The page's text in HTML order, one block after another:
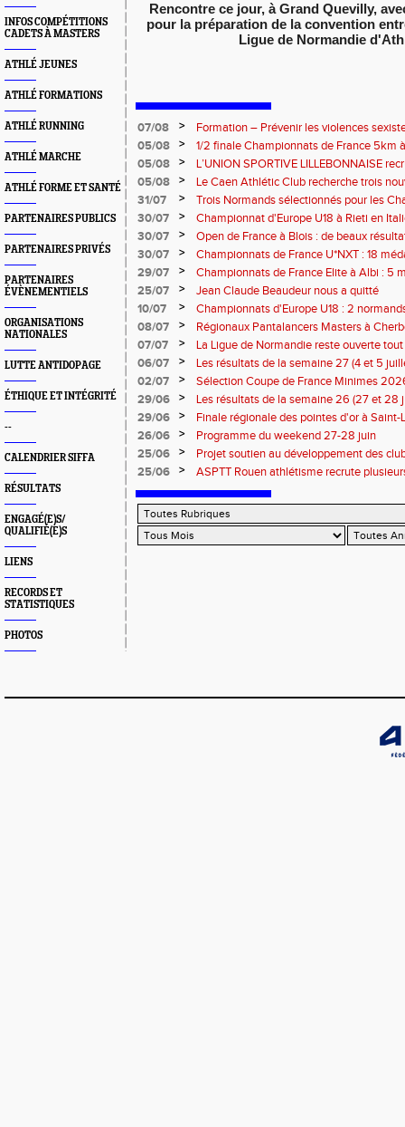
INFOS COMPÉTITIONS
CADETS À MASTERS
ATHLÉ JEUNES
ATHLÉ FORMATIONS
ATHLÉ RUNNING
ATHLÉ MARCHE
ATHLÉ FORME ET SANTÉ
PARTENAIRES PUBLICS
PARTENAIRES PRIVÉS
PARTENAIRES
ÉVÈNEMENTIELS
ORGANISATIONS
NATIONALES
LUTTE ANTIDOPAGE
ÉTHIQUE ET INTÉGRITÉ
--
CALENDRIER SIFFA
RÉSULTATS
ENGAGÉ(E)S/
QUALIFIÉ(E)S
LIENS
RECORDS ET
STATISTIQUES
PHOTOS
Rencontre ce jour, à Grand Quevilly,
pour la préparation de la convention
Ligue de Normandie
07/08 >
Formation – Prévenir les violences
: le 26 septembre 2026
05/08 >
1/2 finale Championnats de France 5km
13 septembre 2026 : les informations
05/08 >
L’UNION SPORTIVE LILLEBONNAISE
rentrée 2026
05/08 >
Le Caen Athlétic Club recherche trois
civique à compter de septembre 2026
31/07 >
Trois Normands sélectionnés pour les
Eugene !
30/07 >
Championnat d'Europe U18 à Rieti en
normands
30/07 >
Open de France à Blois : de beaux
30/07
>
Championnats de France U*NXT : 18
29/07
>
Championnats de France Elite à Albi : 5
titres !
25/07 >
Jean Claude Beaudeur nous a quitté
10/07
>
Championnats d'Europe U18 : 2
08/07
>
Régionaux Pantalancers Masters à
07/07
>
La Ligue de Normandie reste ouverte tout
06/07
>
Les résultats de la semaine 27 (4 et 5
02/07
>
Sélection Coupe de France Minimes
29/06
>
Les résultats de la semaine 26 (27 et 28
29/06
>
Finale régionale des pointes d'or à
informations
26/06 >
Programme du weekend 27-28 juin
25/06
>
Projet soutien au développement des
25/06
> ASPTT Rouen athlétisme recrute